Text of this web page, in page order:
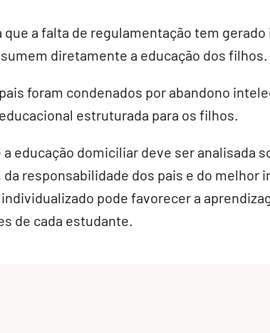
a falta de regulamentação tem
diretamente a educação dos filhos.
foram condenados por abandono
estruturada para os filhos.
educação domiciliar deve ser analisada
responsabilidade dos pais e do melhor
pode favorecer a
de cada estudante.